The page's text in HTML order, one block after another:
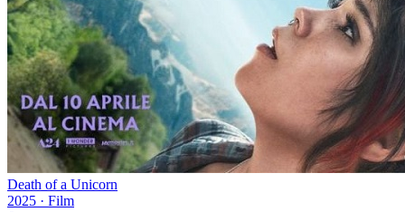
Death of a Unicorn
2025 · Film